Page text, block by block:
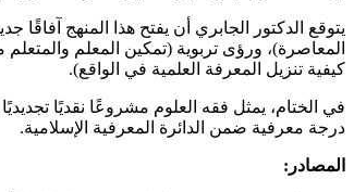
يتوقع الدكتور الجابري أن يفتح هذا المنهج آفاقًا
المعاصرة)، ورؤى تربوية (تمكين المعلم
كيفية تنزيل المعرفة العلمية في الواقع).
في الختام، يمثل فقه العلوم مشروعًا نقديًا
درجة معرفية ضمن الدائرة المعرفية الإسلامية.
المصادر: